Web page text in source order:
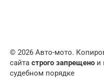
© 2026 Авто-мото.
сайта строго запрещено и
судебном порядке